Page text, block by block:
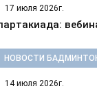
17 июля 2026г.
НОВОСТИ
14 июля 2026г.